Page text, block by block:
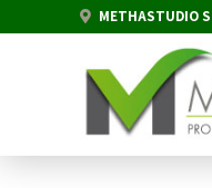
METHASTUDIO